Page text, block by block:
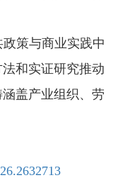
策与商业实践中
和实证研究推动
盖产业组织、劳